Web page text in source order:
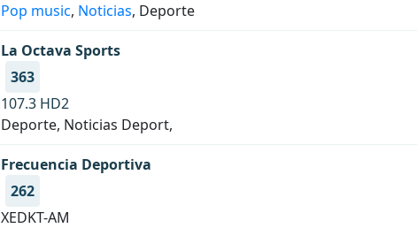
Pop music, Noticias, Deporte
La Octava Sports
363
107.3 HD2
Deporte, Noticias Deport,
Frecuencia Deportiva
262
XEDKT-AM